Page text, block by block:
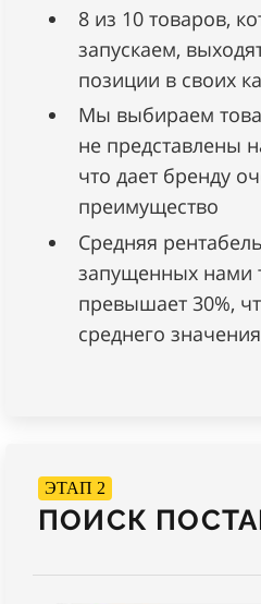
8 из 10 товаров,
запускаем,
позиции в своих
Мы выбираем
не представлены
что дает бренду
преимущество
Средняя
запущенных нами
превышает 30%,
среднего
ЭТАП 2
ПОИСК